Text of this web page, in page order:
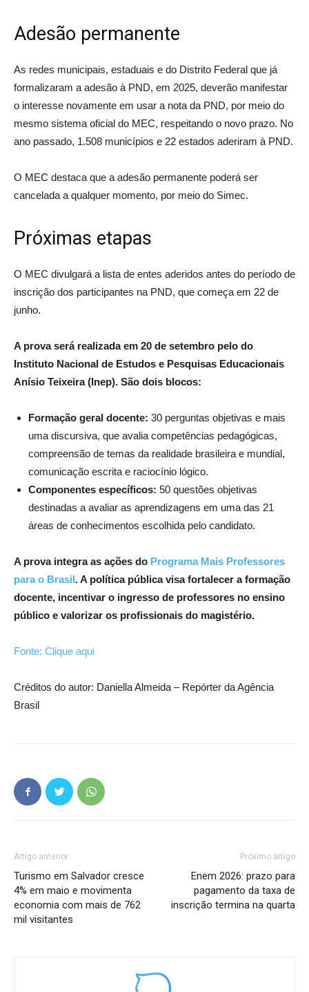
Adesão permanente
As redes municipais, estaduais e do Distrito Federal que já
formalizaram a adesão à PND, em 2025, deverão manifestar
o interesse novamente em usar a nota da PND, por meio do
mesmo sistema oficial do MEC, respeitando o novo prazo. No
ano passado, 1.508 municípios e 22 estados aderiram à PND.
O MEC destaca que a adesão permanente poderá ser
cancelada a qualquer momento, por meio do Simec.
Próximas etapas
O MEC divulgará a lista de entes aderidos antes do período de
inscrição dos participantes na PND, que começa em 22 de
junho.
A prova será realizada em 20 de setembro pelo do
Instituto Nacional de Estudos e Pesquisas Educacionais
Anísio Teixeira (Inep). São dois blocos:
Formação geral docente: 30 perguntas objetivas e mais
uma discursiva, que avalia competências pedagógicas,
compreensão de temas da realidade brasileira e mundial,
comunicação escrita e raciocínio lógico.
Componentes específicos: 50 questões objetivas
destinadas a avaliar as aprendizagens em uma das 21
áreas de conhecimentos escolhida pelo candidato.
A prova integra as ações do Programa Mais Professores
para o Brasil. A política pública visa fortalecer a formação
docente, incentivar o ingresso de professores no ensino
público e valorizar os profissionais do magistério.
Fonte: Clique aqui
Créditos do autor: Daniella Almeida – Repórter da Agência
Brasil
Artigo anterior
Turismo em Salvador cresce
4% em maio e movimenta
economia com mais de 762
mil visitantes
Próximo artigo
Enem 2026: prazo para
pagamento da taxa de
inscrição termina na quarta